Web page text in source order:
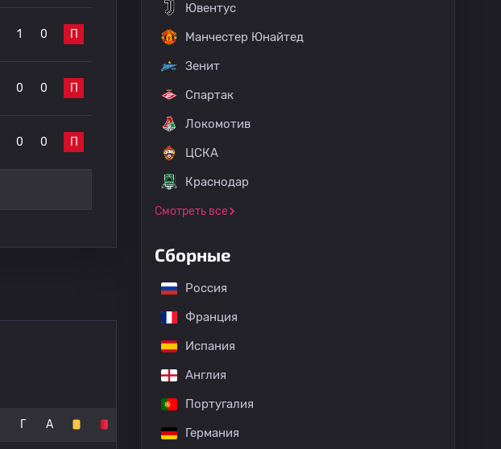
1 0 П
0 0 П
0 0 П
Г А
Ювентус
Манчестер Юнайтед
Зенит
Спартак
Локомотив
ЦСКА
Краснодар
Смотреть все
Сборные
Россия
Франция
Испания
Англия
Португалия
Германия